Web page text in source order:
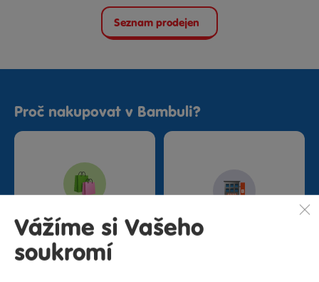
Seznam prodejen
Proč nakupovat v Bambuli?
Nejširší sortiment na
trhu
27 kamenných prodejen
Vážíme si Vašeho
soukromí